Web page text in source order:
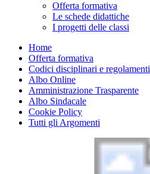
Offerta formativa
Le schede didattiche
I progetti delle classi
Home
Offerta formativa
Codici disciplinari e regolamenti
Albo Online
Amministrazione Trasparente
Albo Sindacale
Cookie Policy
Tutti gli Argomenti